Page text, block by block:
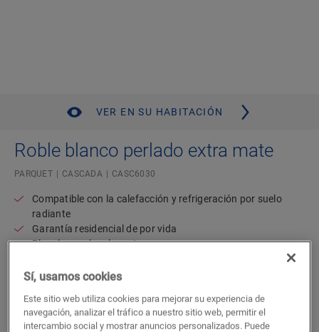
VER EN SU HABITACIÓN
Roble blanco perlado extra mate
PARQUET CASCADA CASC6030
Compatible con la calefacción y refrigeración por suelo
radiante
Garantía residencial de por vida
Plancha ancha elegante
Wood for Life
99,53€/m²
P.V.P Recomendado ( IVA incluido)
Sí, usamos cookies
Este sitio web utiliza cookies para mejorar su experiencia de
navegación, analizar el tráfico a nuestro sitio web, permitir el
intercambio social y mostrar anuncios personalizados. Puede